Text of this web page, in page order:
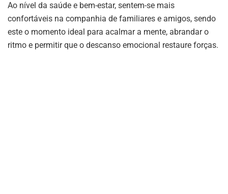
Ao nível da saúde e bem-estar, sentem-se mais
confortáveis na companhia de familiares e amigos, sendo
este o momento ideal para acalmar a mente, abrandar o
ritmo e permitir que o descanso emocional restaure forças.